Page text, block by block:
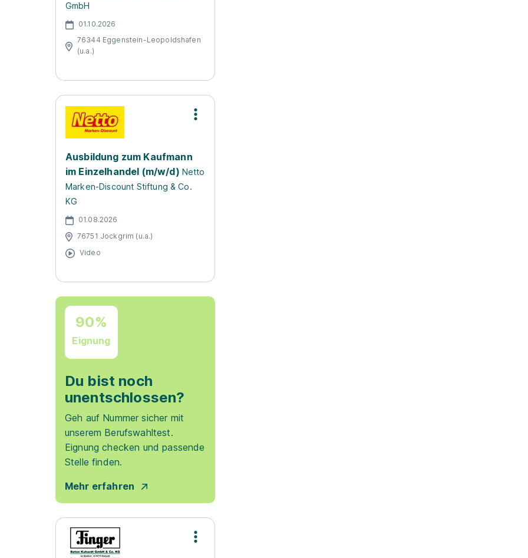
GmbH
01.10.2026
76344 Eggenstein-Leopoldshafen
(u.a.)
Ausbildung zum Kaufmann
im Einzelhandel (m/w/d) Netto
Marken-Discount Stiftung & Co.
KG
01.08.2026
76751 Jockgrim (u.a.)
Video
90%
Eignung
Du bist noch
unentschlossen?
Geh auf Nummer sicher mit
unserem Berufswahltest.
Eignung checken und passende
Stelle finden.
Mehr erfahren